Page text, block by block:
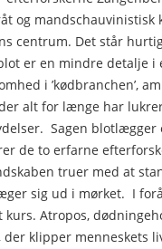
og mandschauvinistisk
centrum. Det står
er en mindre detalje i
i ’kødbranchen’,
alt for længe har
Sagen blotlægger
de to erfarne
truer med at
sig ud i mørket. I
Atropos,
klipper menneskets